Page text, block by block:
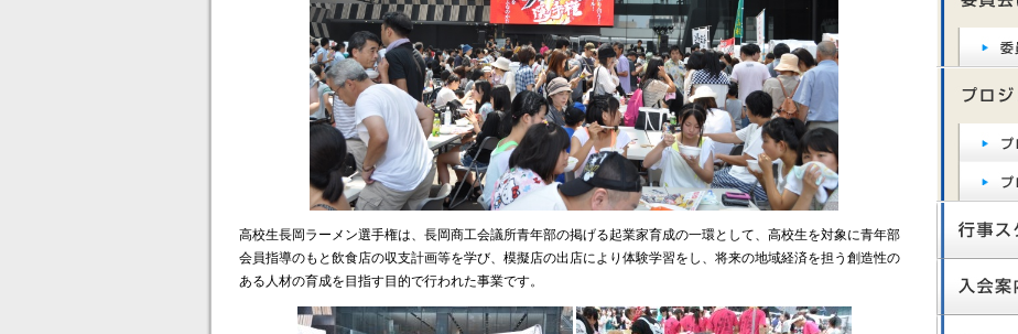
高校生長岡ラーメン選手権は、長岡商工会議所青年部の掲げる起業家育成の一環として、高校生を対象に青年部
会員指導のもと飲食店の収支計画等を学び、模擬店の出店により体験学習をし、将来の地域経済を担う創造性の
ある人材の育成を目指す目的で行われた事業です。